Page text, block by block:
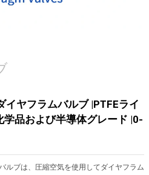
イヤフラムバルブ |PTFEライ
学品および半導体グレード |0-
ルブは、圧縮空気を使用してダイヤフラム